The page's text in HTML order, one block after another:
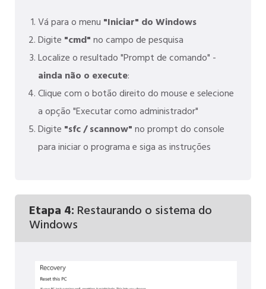
Vá para o menu "Iniciar" do Windows
Digite "cmd"no campo de pesquisa
Localize o resultado "Prompt de comando" -
ainda não o execute:
Clique com o botão direito do mouse e selecione
a opção "Executar como administrador"
Digite "sfc / scannow"no prompt do console
para iniciar o programa e siga as instruções
Etapa 4: Restaurando o sistema do
Windows